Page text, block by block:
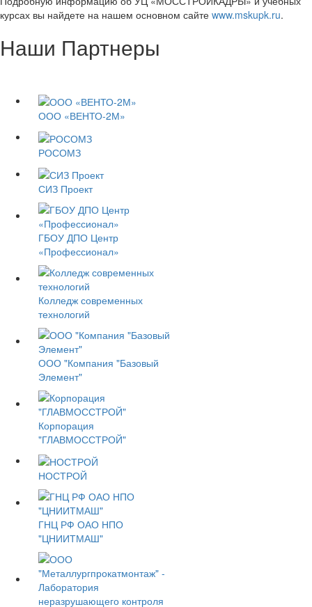
курсах вы найдете на нашем основном сайте www.mskupk.ru.
Наши Партнеры
ООО «ВЕНТО-2М»
РОСОМЗ
СИЗ Проект
ГБОУ ДПО Центр
«Профессионал»
Колледж современных
технологий
ООО "Компания "Базовый
Элемент"
Корпорация
"ГЛАВМОССТРОЙ"
НОСТРОЙ
ГНЦ РФ ОАО НПО
"ЦНИИТМАШ"